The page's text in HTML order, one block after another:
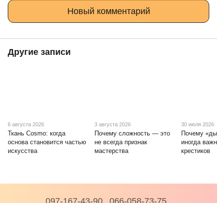
Новый комментарий
Другие записи
6 августа 2026
Ткань Cosmo: когда
основа становится частью
искусства
3 августа 2026
Почему сложность — это
не всегда признак
мастерства
30 июля 2026
Почему
иногда
крестиков
097-167-43-90 066-058-73-75